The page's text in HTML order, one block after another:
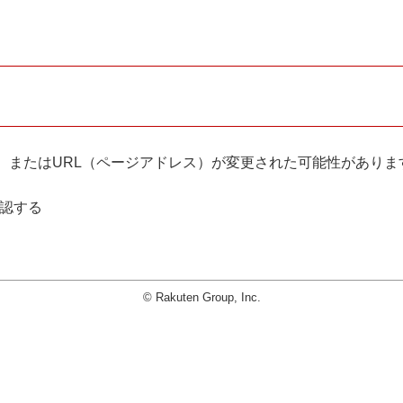
たはURL（ページアドレス）が変更された可能性がありま
する
© Rakuten Group, Inc.